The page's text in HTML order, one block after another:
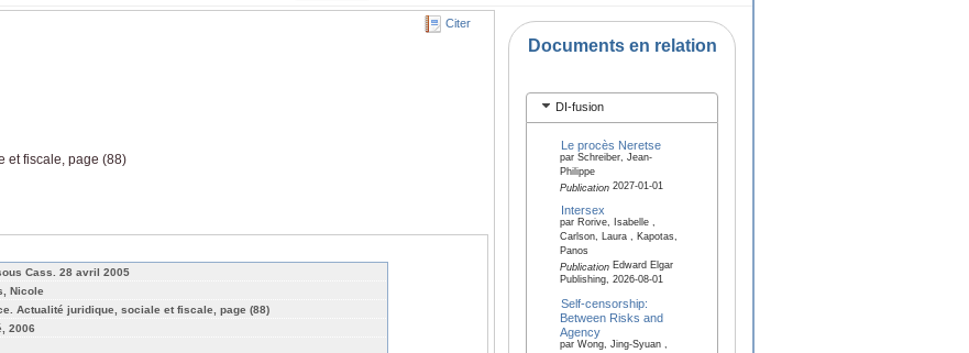
Citer
et fiscale, page (88)
Cass. 28 avril 2005
Nicole
Actualité juridique, sociale et fiscale, page (88)
2006
Documents en relation
DI-fusion
Le procès Neretse
par Schreiber, Jean-
Philippe
Publication2027-01-01
Intersex
par Rorive, Isabelle ,
Carlson, Laura , Kapotas,
Panos
PublicationEdward Elgar
Publishing, 2026-08-01
Self-censorship:
Between Risks and
Agency
par Wong, Jing-Syuan ,